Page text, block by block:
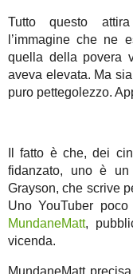
Tutto questo
l’immagine che ne
quella della povera
aveva elevata. Ma
puro pettegolezzo.
Il fatto è che, dei
fidanzato, uno è un
Grayson, che scrive
Uno YouTuber
MundaneMatt,
vicenda.